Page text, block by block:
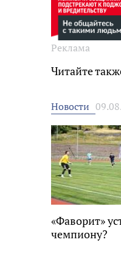
Реклама
Читайте
Новости
«Фаворит»
чемпиону?